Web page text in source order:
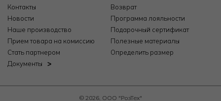
Контакты
Новости
Наше производство
Прием товара на комиссию
Стать партнером
Документы
Возврат
Программа лояльности
Подарочный сертификат
Полезные материалы
Определить размер
© 2026, ООО "РозТех"